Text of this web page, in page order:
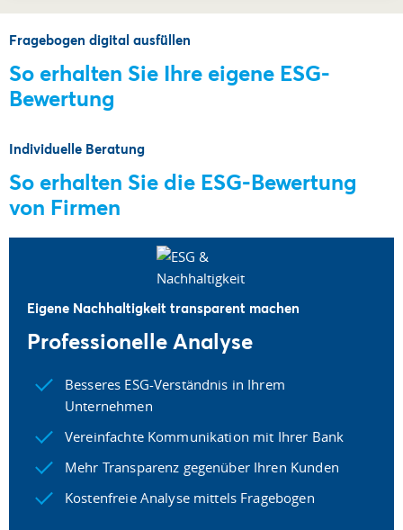
Fragebogen digital ausfüllen
So erhalten Sie Ihre eigene ESG-
Bewertung
Individuelle Beratung
So erhalten Sie die ESG-Bewertung
von Firmen
Eigene Nachhaltigkeit transparent machen
Professionelle Analyse
Besseres ESG-Verständnis in Ihrem
Unternehmen
Vereinfachte Kommunikation mit Ihrer Bank
Mehr Transparenz gegenüber Ihren Kunden
Kostenfreie Analyse mittels Fragebogen